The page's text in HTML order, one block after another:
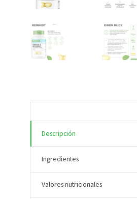
Descripción
Ingredientes
Valores nutricionales